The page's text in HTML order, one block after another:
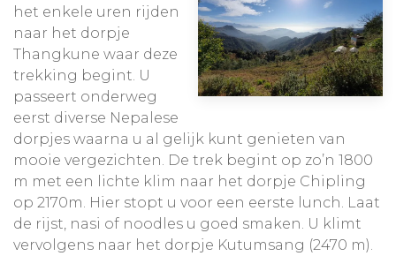
het enkele uren rijden
naar het dorpje
Thangkune waar deze
trekking begint. U
passeert onderweg
eerst diverse Nepalese
dorpjes waarna u al gelijk kunt genieten van
mooie vergezichten. De trek begint op zo’n 1800
m met een lichte klim naar het dorpje Chipling
op 2170m. Hier stopt u voor een eerste lunch. Laat
de rijst, nasi of noodles u goed smaken. U klimt
vervolgens naar het dorpje Kutumsang (2470 m).